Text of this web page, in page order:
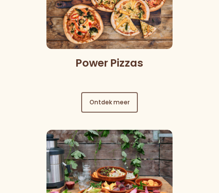
Power Pizzas
Ontdek meer